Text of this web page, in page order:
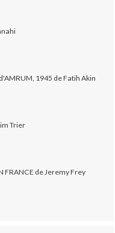
1945 de Fatih Akin
Trier
FRANCE de Jeremy Frey